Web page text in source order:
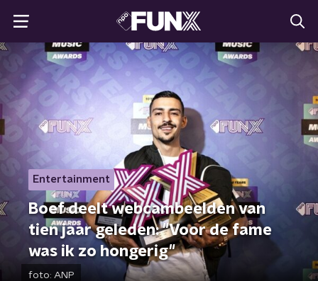
Entertainment
Boef deelt webcambeelden van
tien jaar geleden: "Voor de fame
was ik zo hongerig"
foto: ANP